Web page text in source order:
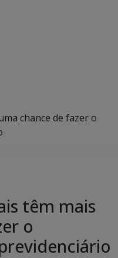
chance de fazer o
têm mais
o